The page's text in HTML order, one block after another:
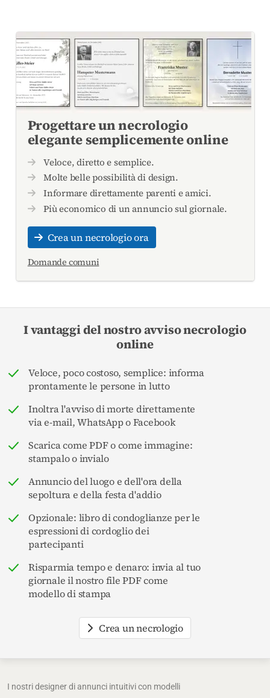
Progettare un necrologio
elegante semplicemente online
Veloce, diretto e semplice.
Molte belle possibilità di design.
Informare direttamente parenti e amici.
Più economico di un annuncio sul giornale.
Crea un necrologio ora
Domande comuni
I vantaggi del nostro avviso necrologio
online
Veloce, poco costoso, semplice: informa
prontamente le persone in lutto
Inoltra l'avviso di morte direttamente
via e-mail, WhatsApp o Facebook
Scarica come PDF o come immagine:
stampalo o invialo
Annuncio del luogo e dell'ora della
sepoltura e della festa d'addio
Opzionale: libro di condoglianze per le
espressioni di cordoglio dei
partecipanti
Risparmia tempo e denaro: invia al tuo
giornale il nostro file PDF come
modello di stampa
Crea un necrologio
I nostri designer di annunci intuitivi con modelli